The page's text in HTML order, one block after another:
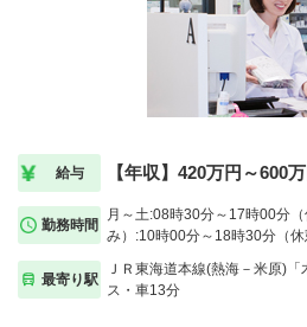
給与 【年収】420万円～600
勤務時間
月～土:08時30分～17時00分
み）:10時00分～18時30分（休
最寄り駅
ＪＲ東海道本線(熱海－米原)「
ス・車13分